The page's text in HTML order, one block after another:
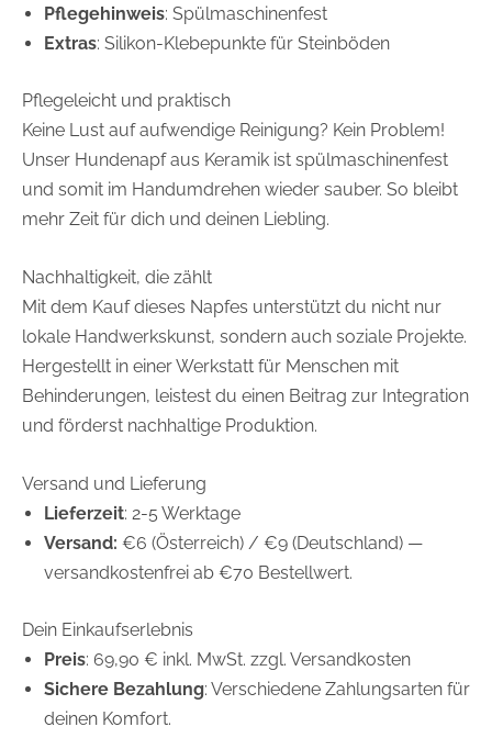
Pflegehinweis: Spülmaschinenfest
Extras: Silikon-Klebepunkte für Steinböden
Pflegeleicht und praktisch
Keine Lust auf aufwendige Reinigung? Kein Problem!
Unser Hundenapf aus Keramik ist spülmaschinenfest
und somit im Handumdrehen wieder sauber. So bleibt
mehr Zeit für dich und deinen Liebling.
Nachhaltigkeit, die zählt
Mit dem Kauf dieses Napfes unterstützt du nicht nur
lokale Handwerkskunst, sondern auch soziale Projekte.
Hergestellt in einer Werkstatt für Menschen mit
Behinderungen, leistest du einen Beitrag zur Integration
und förderst nachhaltige Produktion.
Versand und Lieferung
Lieferzeit: 2-5 Werktage
Versand: €6 (Österreich) / €9 (Deutschland) —
versandkostenfrei ab €70 Bestellwert.
Dein Einkaufserlebnis
Preis: 69,90 € inkl. MwSt. zzgl. Versandkosten
Sichere Bezahlung: Verschiedene Zahlungsarten für
deinen Komfort.